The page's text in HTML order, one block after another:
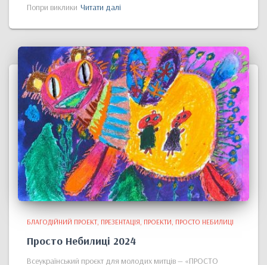
Попри виклики Читати далі
БЛАГОДІЙНИЙ ПРОЕКТ ПРЕЗЕНТАЦІЯ ПРОЕКТИ ПРОСТО НЕБИЛИЦІ
Просто Небилиці 2024
Всеукраїнський проєкт для молодих митців — «ПРОСТО